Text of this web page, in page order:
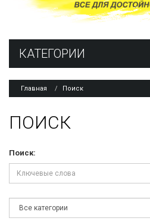
КАТЕГОРИИ
Главная Поиск
ПОИСК
Поиск: